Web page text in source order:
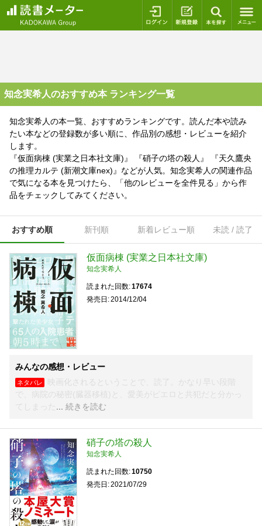
ログイン 新規登録
知念実希人のおすすめ本 ランキング一覧
知念実希人の本一覧、おすすめランキングです。読んだ本や読み
たい本などの登録数が多い順に、作品別の感想・レビューを紹介
します。
『仮面病棟 (実業之日本社文庫)』 『硝子の塔の殺人』 『天久鷹央
の推理カルテ (新潮文庫nex)』などが人気。知念実希人の関連作品
で気になる本を見つけたら、「他のレビューを全件見る」から作
品をチェックしてみてください。
おすすめ順 新刊順 新着レビュー順 未読 / 読了
仮面病棟 (実業之日本社文庫)
知念実希人
読まれた回数 17674
発売日 2014/12/04
みんなの感想・レビュー
ネタバレ
映画化されるということで、読了。かなり早い段階
で、病院の秘密(臓器移植)と、愛美がピエロと共犯だと分かっ
続きを読む
硝子の塔の殺人
知念実希人
読まれた回数 10750
発売日 2021/07/29